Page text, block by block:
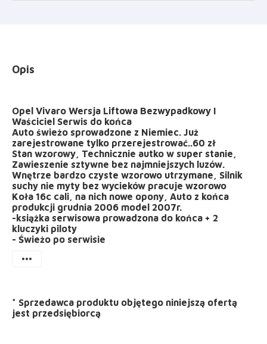
Opis
Opel Vivaro Wersja Liftowa Bezwypadkowy I
Waściciel Serwis do końca
Auto świeżo sprowadzone z Niemiec. Już
zarejestrowane tylko przerejestrować..60 zł
Stan wzorowy, Technicznie autko w super stanie,
Zawieszenie sztywne bez najmniejszych luzów.
Wnętrze bardzo czyste wzorowo utrzymane, Silnik
suchy nie myty bez wycieków pracuje wzorowo
Koła 16c cali, na nich nowe opony, Auto z końca
produkcji grudnia 2006 model 2007r.
-książka serwisowa prowadzona do końca + 2
kluczyki piloty
- Świeżo po serwisie
more_horiz
* Sprzedawca produktu objętego niniejszą ofertą
jest przedsiębiorcą